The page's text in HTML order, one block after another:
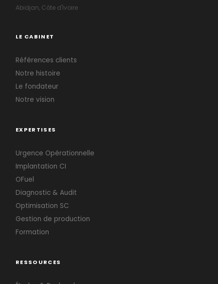
Abidjan, Côte d'Ivoire
LE CABINET
Références clients
Notre histoire
Le fondateur
Notre vision
EXPERTISES
Urgence Opérationnelle
Implantation CI
OFuel
Diagnostic & Audit
Optimisation SC
Gestion de production
Formation
RESSOURCES